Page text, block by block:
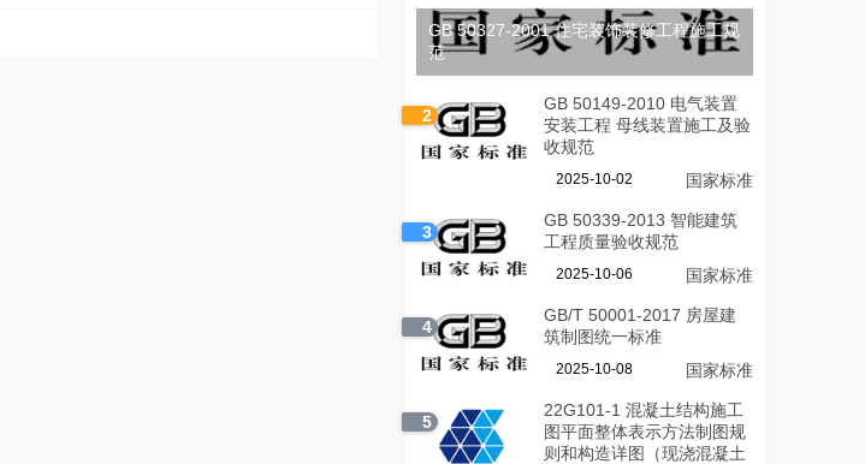
GB 50327-2001 住宅装饰装修工程施工规
范
2
GB 50149-2010 电气装置
安装工程 母线装置施工及验
收规范
2025-10-02 国家标准
3
GB 50339-2013 智能建筑
工程质量验收规范
2025-10-06 国家标准
4
GB/T 50001-2017 房屋建
筑制图统一标准
2025-10-08 国家标准
5
22G101-1 混凝土结构施工
图平面整体表示方法制图规
则和构造详图（现浇混凝土